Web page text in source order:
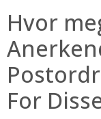
Hvor
For